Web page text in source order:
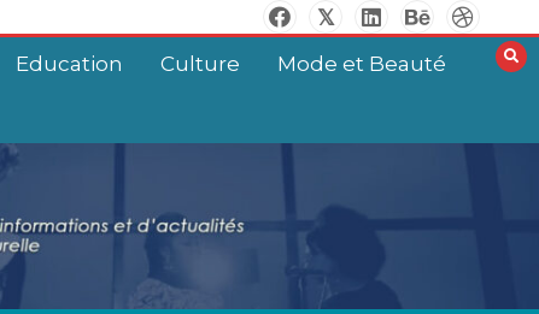
Education Culture Mode et Beauté